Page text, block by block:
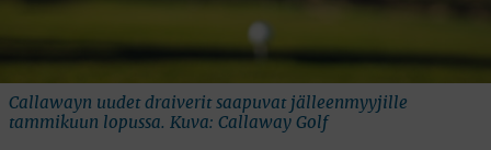
Callawayn uudet draiverit saapuvat jälleenmyyjille
tammikuun lopussa. Kuva: Callaway Golf